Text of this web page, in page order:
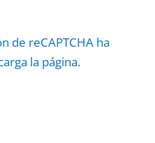
de reCAPTCHA ha
la página.